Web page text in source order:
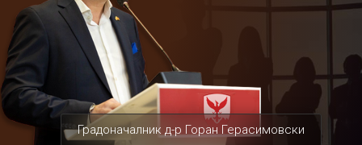
Градоначалник д-р Горан Герасимовски